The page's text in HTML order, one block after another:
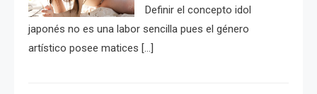
Definir el concepto idol
japonés no es una labor sencilla pues el género
artístico posee matices […]